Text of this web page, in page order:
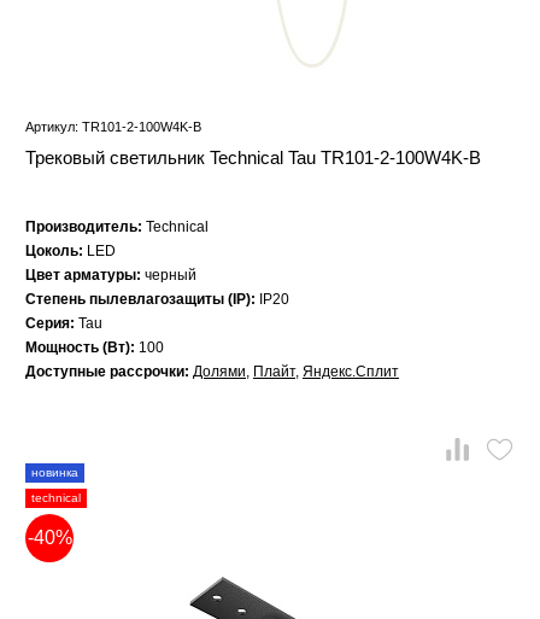
Артикул: TR101-2-100W4K-B
Трековый светильник Technical Tau TR101-2-100W4K-B
Производитель: Technical
Цоколь: LED
Цвет арматуры: черный
Степень пылевлагозащиты (IP):
IP20
Серия: Tau
Мощность (Вт): 100
Доступные рассрочки: Долями, Плайт, Яндекс.Сплит
новинка
technical
-40%